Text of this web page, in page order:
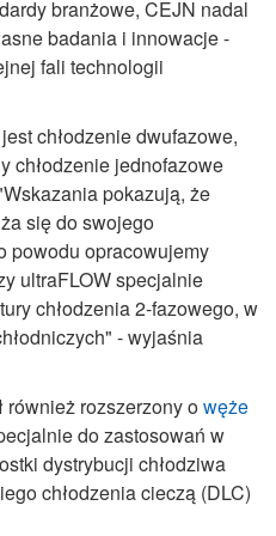
branżowe, CEJN nadal
badania i innowacje -
fali technologii
chłodzenie dwufazowe,
chłodzenie jednofazowe
pokazują, że
się do swojego
powodu opracowujemy
ultraFLOW specjalnie
chłodzenia 2-fazowego, w
- wyjaśnia
również rozszerzony owęże
do zastosowań w
dystrybucji chłodziwa
chłodzenia cieczą (DLC)